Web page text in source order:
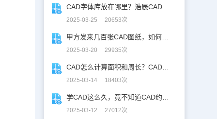
2025-03-25 20653次
2025-03-20 29935次
2025-03-14 18403次
2025-03-12 27012次